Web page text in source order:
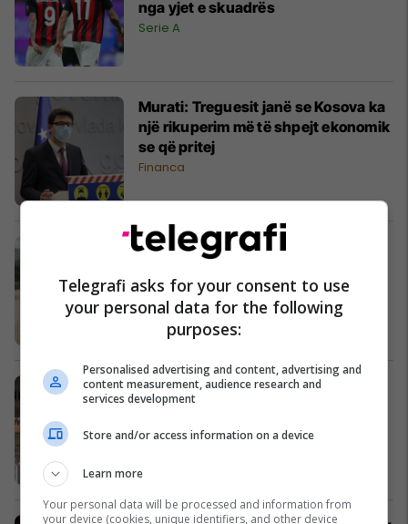
nga yjet e skuadrës
Serie A
Murati: Treguesit janë se Kosova ka
një rikuperim më të shpejt ekonomik
se që pritej
Financa
OJQ-të në Maqedoni thonë se ka
mungesë të transparencës në
ndërtimin e autostradave
Maqedonia e Veriut
Vetura godet një person në qendër
të Prishtinës
Kronika e Zezë
Telegrafi asks for your consent to use
your personal data for the following
purposes:
Personalised advertising and content, advertising and
content measurement, audience research and
services development
Store and/or access information on a device
Learn more
Your personal data will be processed and information from
your device (cookies, unique identifiers, and other device